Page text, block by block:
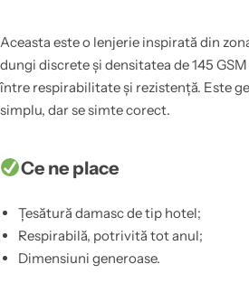
Aceasta este o lenjerie inspirată din
dungi discrete și densitatea de 145
între respirabilitate și rezistență. Este
simplu, dar se simte corect.
Ce ne place
Țesătură damasc de tip hotel;
Respirabilă, potrivită tot anul;
Dimensiuni generoase.